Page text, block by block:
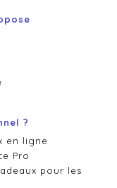
?
en ligne
Pro
pour les